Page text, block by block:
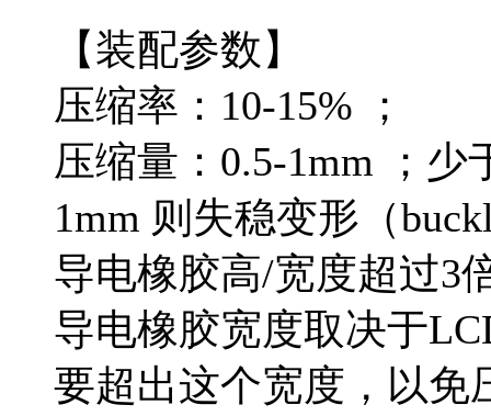
【装配参数】
压缩率：10-15% ；
压缩量：0.5-1mm ；
1mm 则失稳变形（
导电橡胶高/宽度超过3
导电橡胶宽度取决于
要超出这个宽度，以免